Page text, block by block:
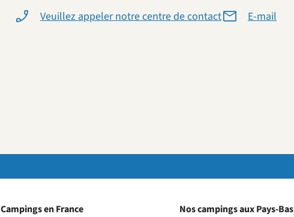
Veuillez appeler notre centre de contact E-mail
Campings en France Nos campings aux Pays-Bas